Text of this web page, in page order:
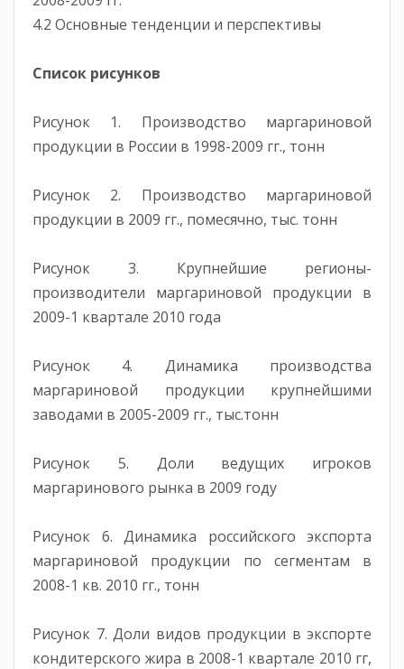
4.2 Основные тенденции и перспективы
Список рисунков
Рисунок 1. Производство маргариновой
продукции в России в 1998-2009 гг., тонн
Рисунок 2. Производство маргариновой
продукции в 2009 гг., помесячно, тыс. тонн
Рисунок 3. Крупнейшие регионы-
производители маргариновой продукции в
2009-1 квартале 2010 года
Рисунок 4. Динамика производства
маргариновой продукции крупнейшими
заводами в 2005-2009 гг., тыс.тонн
Рисунок 5. Доли ведущих игроков
маргаринового рынка в 2009 году
Рисунок 6. Динамика российского экспорта
маргариновой продукции по сегментам в
2008-1 кв. 2010 гг., тонн
Рисунок 7. Доли видов продукции в экспорте
кондитерского жира в 2008-1 квартале 2010 гг,